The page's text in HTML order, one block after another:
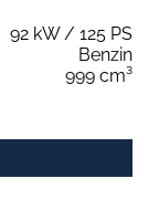
92 kW / 125 PS
Benzin
999 cm³